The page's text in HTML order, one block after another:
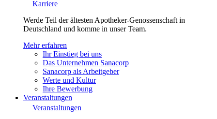
Karriere
Werde Teil der ältesten Apotheker-Genossenschaft in
Deutschland und komme in unser Team.
Mehr erfahren
Ihr Einstieg bei uns
Das Unternehmen Sanacorp
Sanacorp als Arbeitgeber
Werte und Kultur
Ihre Bewerbung
Veranstaltungen
Veranstaltungen